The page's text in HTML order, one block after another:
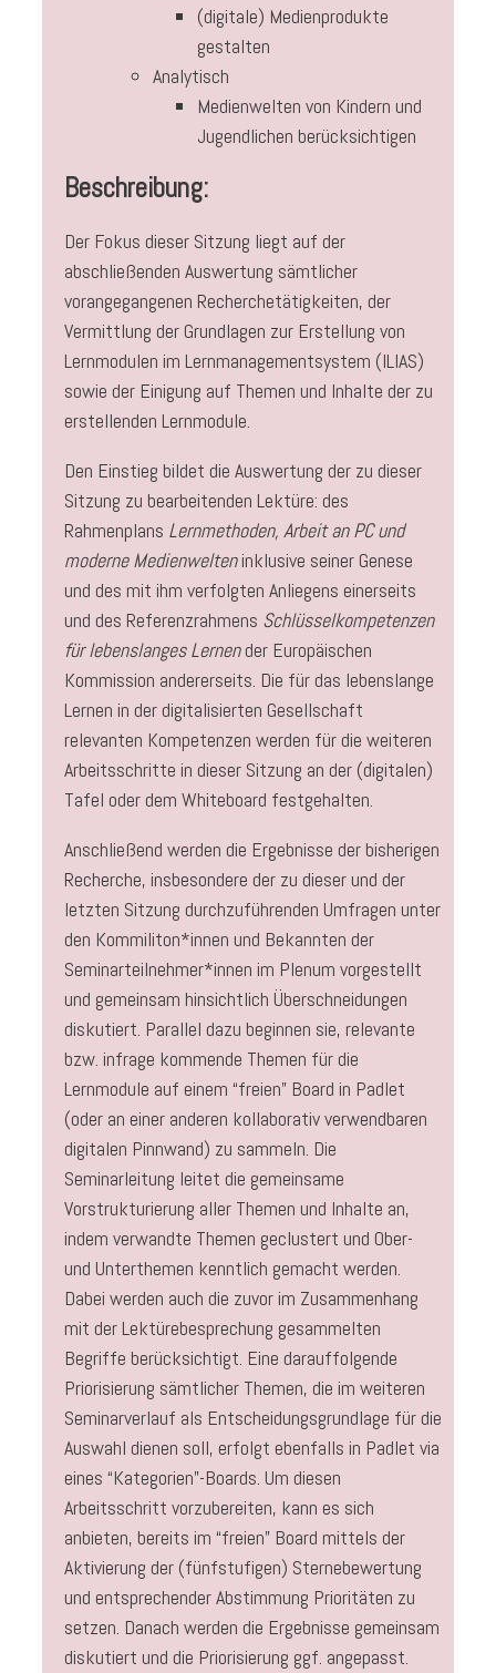
(digitale) Medienprodukte
gestalten
Analytisch
Medienwelten von Kindern und
Jugendlichen berücksichtigen
Beschreibung:
Der Fokus dieser Sitzung liegt auf der
abschließenden Auswertung sämtlicher
vorangegangenen Recherchetätigkeiten, der
Vermittlung der Grundlagen zur Erstellung von
Lernmodulen im Lernmanagementsystem (ILIAS)
sowie der Einigung auf Themen und Inhalte der zu
erstellenden Lernmodule.
Den Einstieg bildet die Auswertung der zu dieser
Sitzung zu bearbeitenden Lektüre: des
Rahmenplans Lernmethoden, Arbeit an PC und
moderne Medienwelteninklusive seiner Genese
und des mit ihm verfolgten Anliegens einerseits
und des Referenzrahmens Schlüsselkompetenzen
für lebenslanges Lernender Europäischen
Kommission andererseits. Die für das lebenslange
Lernen in der digitalisierten Gesellschaft
relevanten Kompetenzen werden für die weiteren
Arbeitsschritte in dieser Sitzung an der (digitalen)
Tafel oder dem Whiteboard festgehalten.
Anschließend werden die Ergebnisse der bisherigen
Recherche, insbesondere der zu dieser und der
letzten Sitzung durchzuführenden Umfragen unter
den Kommiliton*innen und Bekannten der
Seminarteilnehmer*innen im Plenum vorgestellt
und gemeinsam hinsichtlich Überschneidungen
diskutiert. Parallel dazu beginnen sie, relevante
bzw. infrage kommende Themen für die
Lernmodule auf einem “freien” Board in Padlet
(oder an einer anderen kollaborativ verwendbaren
digitalen Pinnwand) zu sammeln. Die
Seminarleitung leitet die gemeinsame
Vorstrukturierung aller Themen und Inhalte an,
indem verwandte Themen geclustert und Ober-
und Unterthemen kenntlich gemacht werden.
Dabei werden auch die zuvor im Zusammenhang
mit der Lektürebesprechung gesammelten
Begriffe berücksichtigt. Eine darauffolgende
Priorisierung sämtlicher Themen, die im weiteren
Seminarverlauf als Entscheidungsgrundlage für die
Auswahl dienen soll, erfolgt ebenfalls in Padlet via
eines “Kategorien”-Boards. Um diesen
Arbeitsschritt vorzubereiten, kann es sich
anbieten, bereits im “freien” Board mittels der
Aktivierung der (fünfstufigen) Sternebewertung
und entsprechender Abstimmung Prioritäten zu
setzen. Danach werden die Ergebnisse gemeinsam
diskutiert und die Priorisierung ggf. angepasst.